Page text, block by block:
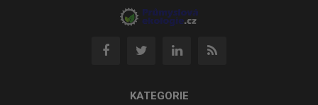
KATEGORIE